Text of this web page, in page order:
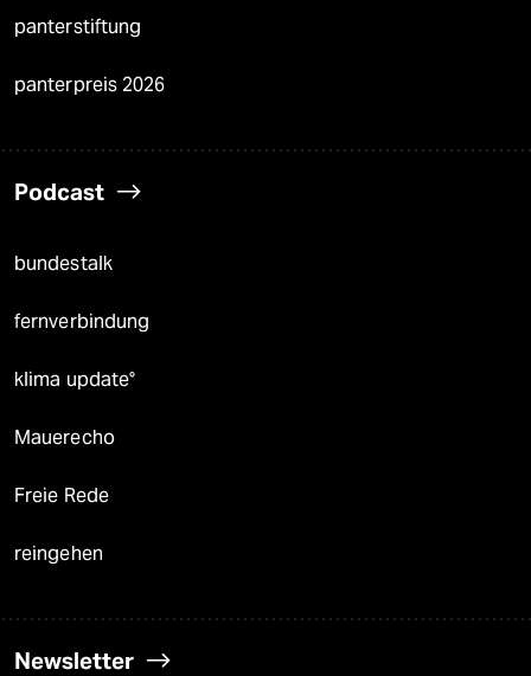
panterstiftung
panterpreis 2026
Podcast
bundestalk
fernverbindung
klima update°
Mauerecho
Freie Rede
reingehen
Newsletter